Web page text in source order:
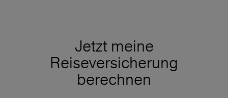
Jetzt meine
Reiseversicherung
berechnen